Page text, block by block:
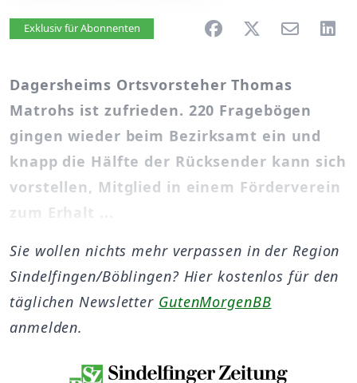
Artikel vorlesen
Exklusiv für Abonnenten
Dagersheims Ortsvorsteher Thomas
Matrohs ist zufrieden. 220 Fragebögen
gingen wieder beim Bezirksamt ein und
knapp die Hälfte der Rücksender kann sich
vorstellen, Mitglied in einem Förderverein
zum Erhalt ...
Sie wollen nichts mehr verpassen in der Region
Sindelfingen/Böblingen? Hier kostenlos für den
täglichen Newsletter GutenMorgenBB
anmelden.